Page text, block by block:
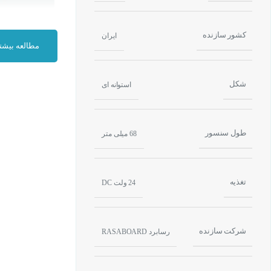
کشور سازنده ایران
شکل استوانه ای
طول سنسور 68 میلی متر
تغذیه 24 ولت DC
شرکت سازنده رسابرد RASABOARD
مطالعه